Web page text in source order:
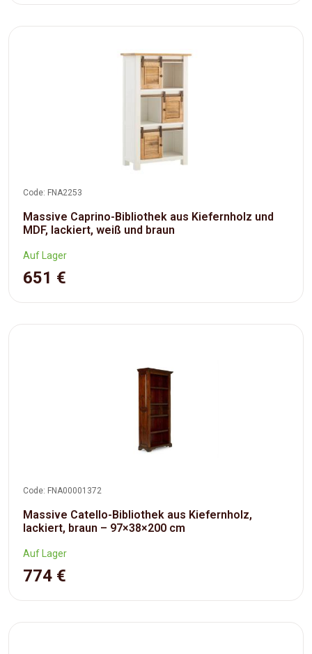
Code: FNA2253
Massive Caprino-Bibliothek aus Kiefernholz und
MDF, lackiert, weiß und braun
Auf Lager
651 €
Code: FNA00001372
Massive Catello-Bibliothek aus Kiefernholz,
lackiert, braun – 97×38×200 cm
Auf Lager
774 €